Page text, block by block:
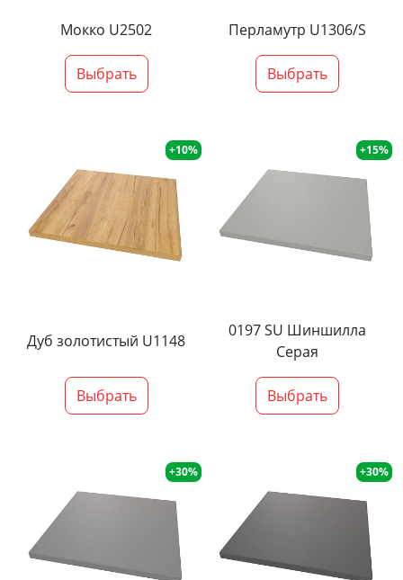
Мокко U2502
Выбрать
Перламутр U1306/S
Выбрать
+10%
Дуб золотистый U1148
Выбрать
+15%
0197 SU Шиншилла
Серая
Выбрать
+30% +30%